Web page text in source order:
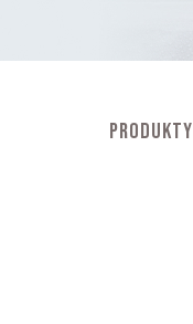
PRODUKTY